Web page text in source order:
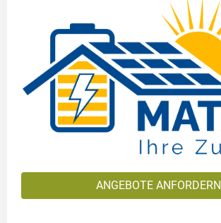
ANGEBOTE ANFORDERN